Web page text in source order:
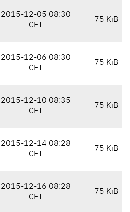
2015-12-05 08:30
CET
75 KiB
2015-12-06 08:30
CET
75 KiB
2015-12-10 08:35
CET
75 KiB
2015-12-14 08:28
CET
75 KiB
2015-12-16 08:28
CET
75 KiB